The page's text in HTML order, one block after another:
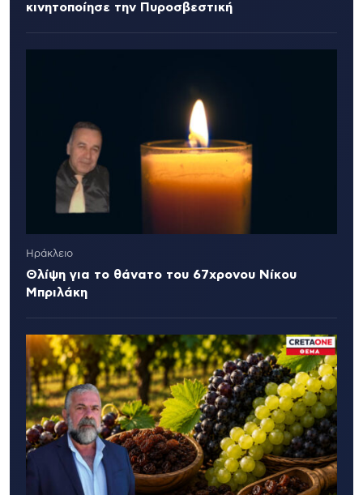
κινητοποίησε την Πυροσβεστική
Ηράκλειο
Θλίψη για το θάνατο του 67χρονου Νίκου
Μπριλάκη